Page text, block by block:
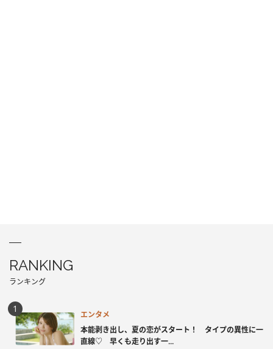
RANKING
ランキング
エンタメ
本能剥き出し、夏の恋がスタート！ タイプの異性に一
直線♡ 早くも走り出す一...